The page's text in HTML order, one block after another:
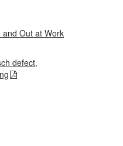
and Out at Work
defect,